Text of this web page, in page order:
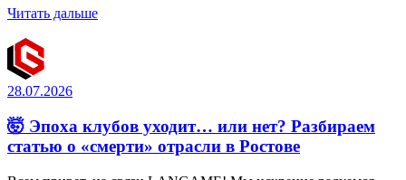
Читать дальше
28.07.2026
🤯 Эпоха клубов уходит… или нет? Разбираем
статью о «смерти» отрасли в Ростове